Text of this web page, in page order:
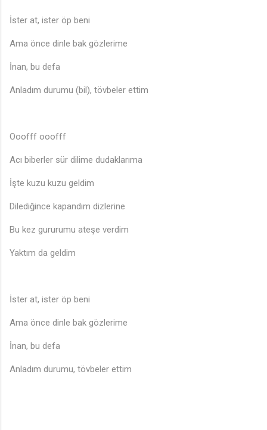
İster at, ister öp beni
Ama önce dinle bak gözlerime
İnan, bu defa
Anladım durumu (bil), tövbeler ettim
Ooofff ooofff
Acı biberler sür dilime dudaklarıma
İşte kuzu kuzu geldim
Dilediğince kapandım dizlerine
Bu kez gururumu ateşe verdim
Yaktım da geldim
İster at, ister öp beni
Ama önce dinle bak gözlerime
İnan, bu defa
Anladım durumu, tövbeler ettim